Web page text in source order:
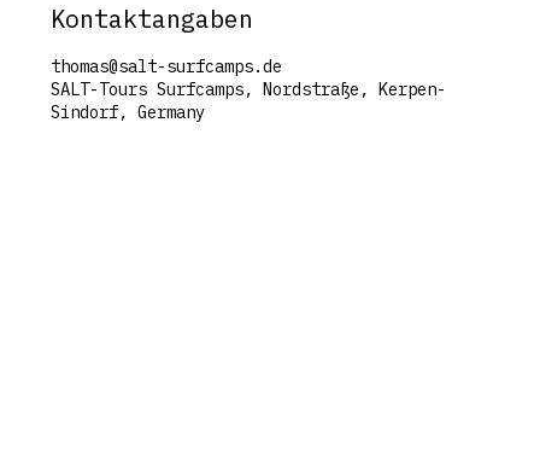
Kontaktangaben
thomas@salt-surfcamps.de
SALT-Tours Surfcamps, Nordstraße, Kerpen-
Sindorf, Germany